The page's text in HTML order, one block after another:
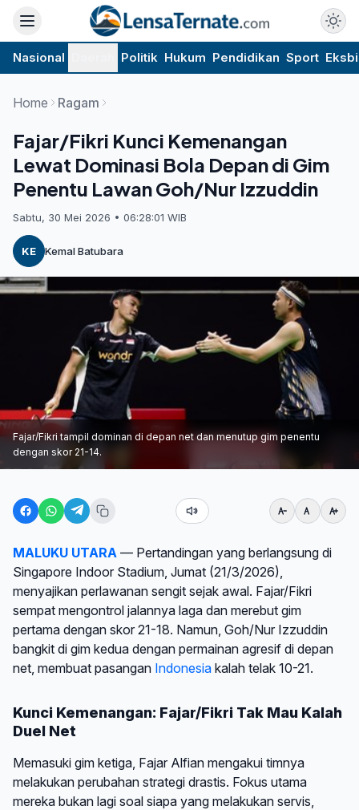
Nasional Politik Hukum Pendidikan Sport
Home Ragam
Fajar/Fikri Kunci Kemenangan
Lewat Dominasi Bola Depan di Gim
Penentu Lawan Goh/Nur Izzuddin
Sabtu, 30 Mei 2026 • 06:28:01 WIB
KE Kemal Batubara
Fajar/Fikri tampil dominan di depan net dan menutup gim penentu
dengan skor 21-14.
MALUKU UTARA — Pertandingan yang berlangsung di
Singapore Indoor Stadium, Jumat (21/3/2026),
menyajikan perlawanan sengit sejak awal. Fajar/Fikri
sempat mengontrol jalannya laga dan merebut gim
pertama dengan skor 21-18. Namun, Goh/Nur Izzuddin
bangkit di gim kedua dengan permainan agresif di depan
net, membuat pasangan Indonesia kalah telak 10-21.
Kunci Kemenangan: Fajar/Fikri Tak Mau Kalah
Duel Net
Memasuki gim ketiga, Fajar Alfian mengakui timnya
melakukan perubahan strategi drastis. Fokus utama
mereka bukan lagi soal siapa yang melakukan servis,